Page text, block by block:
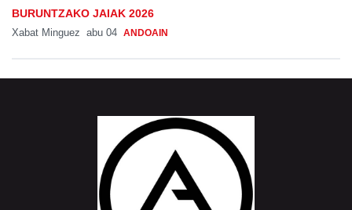
BURUNTZAKO JAIAK 2026
Xabat Minguez abu 04 ANDOAIN